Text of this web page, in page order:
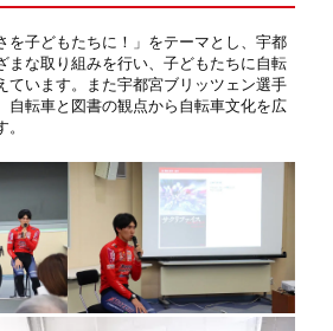
を子どもたちに！」をテーマとし、宇都
まな取り組みを行い、子どもたちに自転
ています。また宇都宮ブリッツェン選手
自転車と図書の観点から自転車文化を広